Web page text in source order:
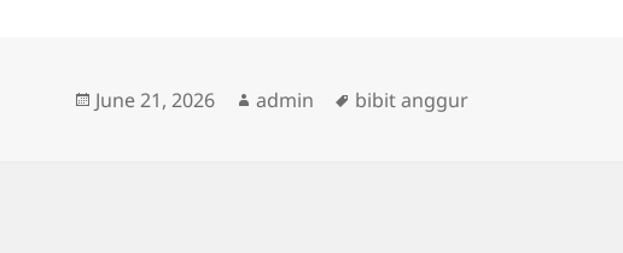
Posted
June 21, 2026 Author
admin Tags
bibit anggur